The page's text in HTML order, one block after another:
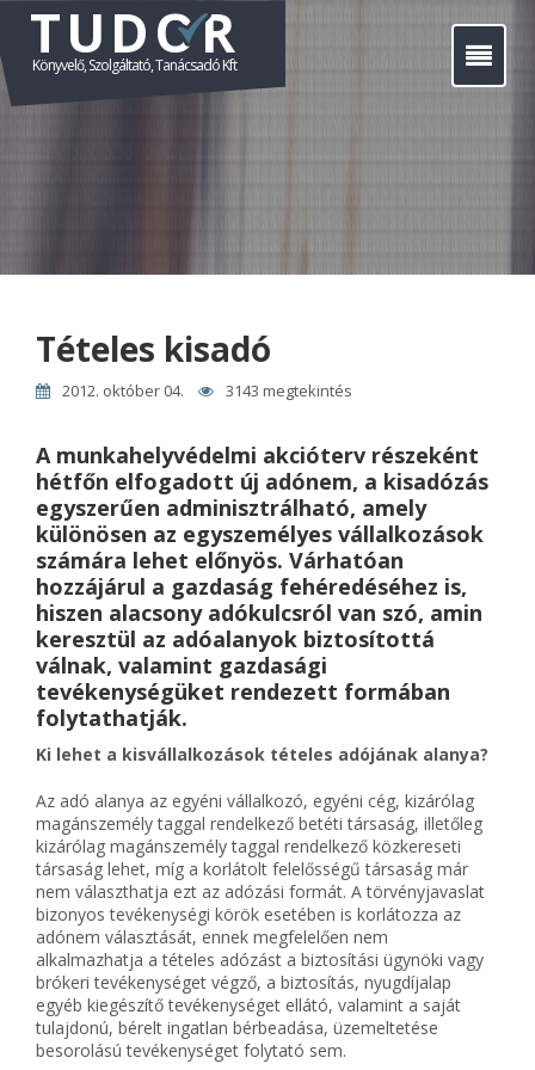
TUDOR
Könyvelő, Szolgáltató, Tanácsadó Kft
Tételes kisadó
2012. október 04. 3143 megtekintés
A munkahelyvédelmi akcióterv részeként
hétfőn elfogadott új adónem, a kisadózás
egyszerűen adminisztrálható, amely
különösen az egyszemélyes vállalkozások
számára lehet előnyös. Várhatóan
hozzájárul a gazdaság fehéredéséhez is,
hiszen alacsony adókulcsról van szó, amin
keresztül az adóalanyok biztosítottá
válnak, valamint gazdasági
tevékenységüket rendezett formában
folytathatják.
Ki lehet a kisvállalkozások tételes adójának alanya?
Az adó alanya az egyéni vállalkozó, egyéni cég, kizárólag
magánszemély taggal rendelkező betéti társaság, illetőleg
kizárólag magánszemély taggal rendelkező közkereseti
társaság lehet, míg a korlátolt felelősségű társaság már
nem választhatja ezt az adózási formát. A törvényjavaslat
bizonyos tevékenységi körök esetében is korlátozza az
adónem választását, ennek megfelelően nem
alkalmazhatja a tételes adózást a biztosítási ügynöki vagy
brókeri tevékenységet végző, a biztosítás, nyugdíjalap
egyéb kiegészítő tevékenységet ellátó, valamint a saját
tulajdonú, bérelt ingatlan bérbeadása, üzemeltetése
besorolású tevékenységet folytató sem.
Főoldal
Szolgáltatásaink
Hírek